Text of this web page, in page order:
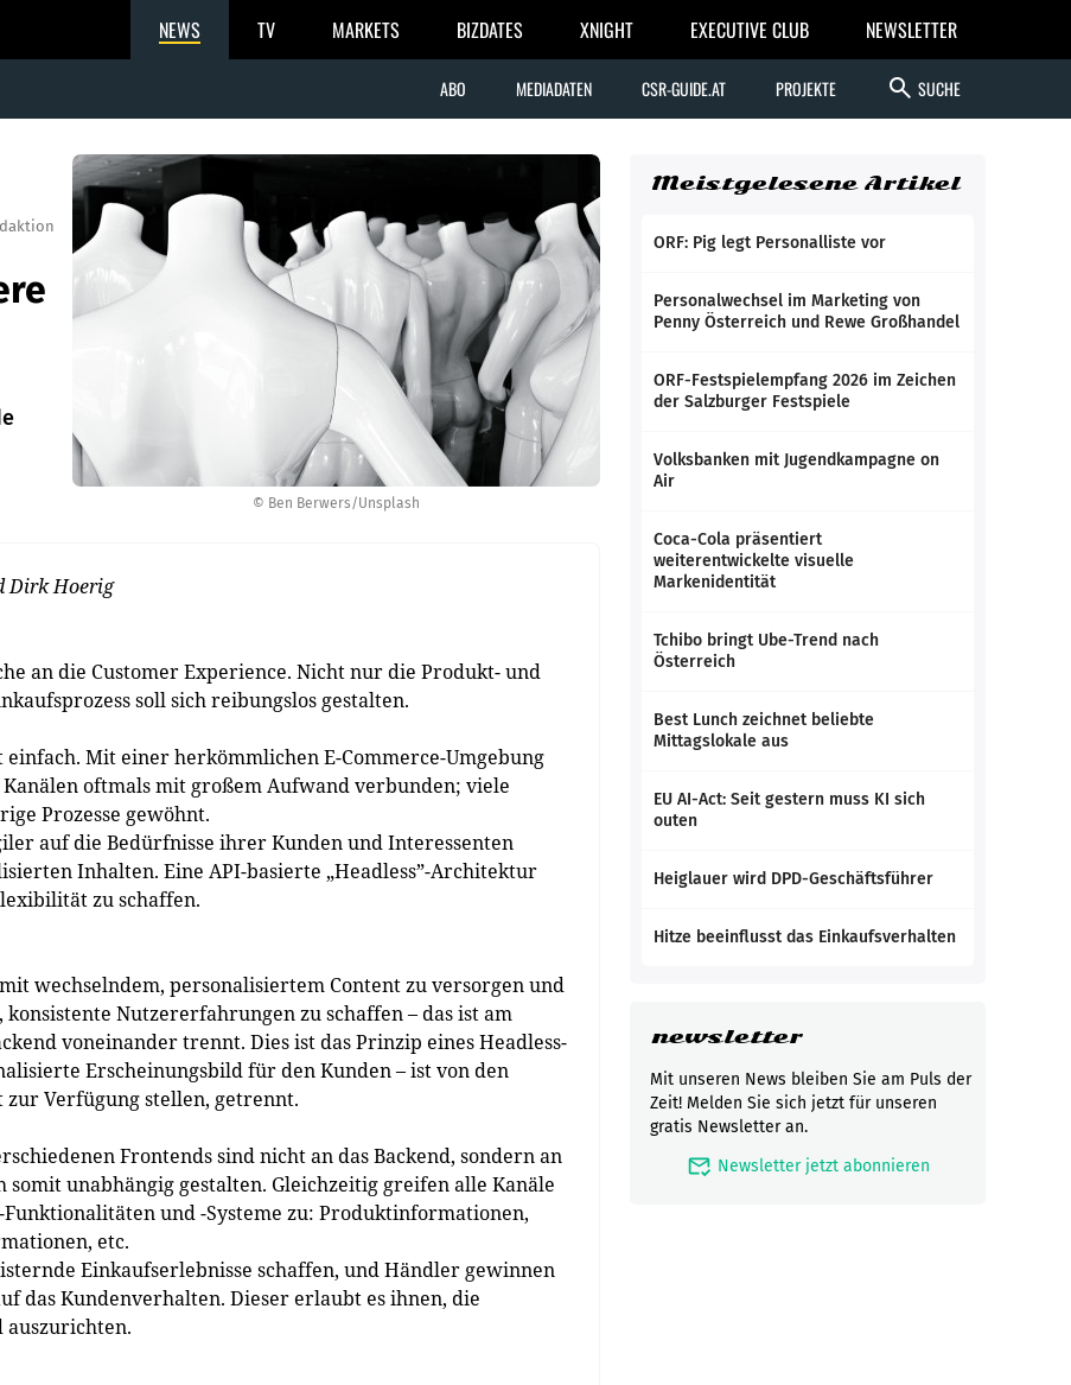
NEWS TV MARKETS BIZDATES XNIGHT EXECUTIVE CLUB NEWSLETTER
ABO MEDIADATEN CSR-GUIDE.AT PROJEKTE search SUCHE
© Ben Berwers/Unsplash
Dirk Hoerig
an die Customer Experience. Nicht nur die Produkt- und
soll sich reibungslos gestalten.
Mit einer herkömmlichen E-Commerce-Umgebung
oftmals mit großem Aufwand verbunden; viele
Prozesse gewöhnt.
auf die Bedürfnisse ihrer Kunden und Interessenten
Inhalten. Eine API-basierte „Headless”-Architektur
zu schaffen.
wechselndem, personalisiertem Content zu versorgen und
Nutzererfahrungen zu schaffen – das ist am
voneinander trennt. Dies ist das Prinzip eines Headless-
Erscheinungsbild für den Kunden – ist von den
zur Verfügung stellen, getrennt.
Frontends sind nicht an das Back­end, sondern an
somit unabhängig gestalten. Gleichzeitig greifen alle Kanäle
und -Systeme zu: Produktinformationen,
etc.
Einkaufserlebnisse schaffen, und Händler gewinnen
das Kundenverhalten. Dieser erlaubt es ihnen, die
auszurichten.
Meistgelesene Artikel
ORF: Pig legt Personalliste vor
Personalwechsel im Marketing von
Penny Österreich und Rewe Großhandel
ORF-Festspielempfang 2026 im Zeichen
der Salzburger Festspiele
Volksbanken mit Jugendkampagne on
Air
Coca-Cola präsentiert
weiterentwickelte visuelle
Markenidentität
Tchibo bringt Ube-Trend nach
Österreich
Best Lunch zeichnet beliebte
Mittagslokale aus
EU AI-Act: Seit gestern muss KI sich
outen
Heiglauer wird DPD-Geschäftsführer
Hitze beeinflusst das Einkaufsverhalten
newsletter
Mit unseren News bleiben Sie am Puls der
Zeit! Melden Sie sich jetzt für unseren
gratis Newsletter an.
mark_email_read Newsletter jetzt abonnieren